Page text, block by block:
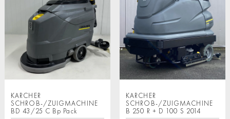
KARCHER
SCHROB-/ZUIGMACHINE
BD 43/25 C Bp Pack
KARCHER
SCHROB-/ZUIGMACHINE
B 250 R + D 100 S 2014